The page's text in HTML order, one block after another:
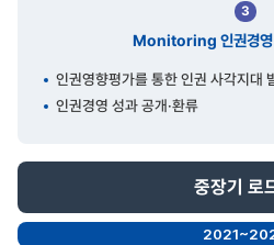
3
Monitoring 인권경영
인권영향평가를 통한 인권 사각지대
인권경영 성과 공개·환류
중장기 로